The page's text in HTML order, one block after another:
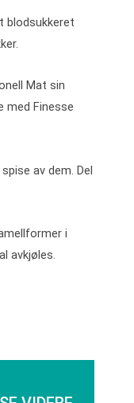
blodsukkeret
Mat sin
Finesse
av dem. Del
i
avkjøles.